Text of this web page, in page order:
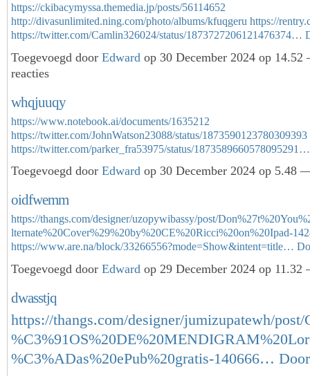
https://ckibacymyssa.themedia.jp/posts/56114652
http://divasunlimited.ning.com/photo/albums/kfuqgeru https://
https://twitter.com/Camlin326024/status/1873727206121476374…
Toegevoegd door Edward op 30 December 2024 op
reacties
whqjuuqy
https://www.notebook.ai/documents/1635212
https://twitter.com/JohnWatson23088/status/1873590123780309393
https://twitter.com/parker_fra53975/status/1873589660578095291…
Toegevoegd door Edward op 30 December 2024 op 5.48
oidfwemm
https://thangs.com/designer/uzopywibassy/post/
lternate%20Cover%29%20by%20CE%20Ricci%20on%20Ipad-
https://www.are.na/block/33266556?mode=Show&intent=title…
Toegevoegd door Edward op 29 December 2024 op 11.32
dwasstjq
https://thangs.com/designer/jumizupatewh/
%C3%ADas%20ePub%20gratis-140666…